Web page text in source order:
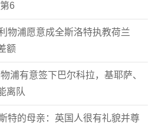
6
物浦愿意成全斯洛特执教荷兰
额
浦有意签下巴尔科拉，基耶萨、
离队
特的母亲：英国人很有礼貌并尊